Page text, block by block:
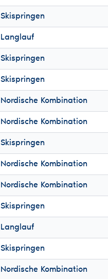
Skispringen
Langlauf
Skispringen
Skispringen
Nordische Kombination
Nordische Kombination
Skispringen
Nordische Kombination
Nordische Kombination
Skispringen
Langlauf
Skispringen
Nordische Kombination